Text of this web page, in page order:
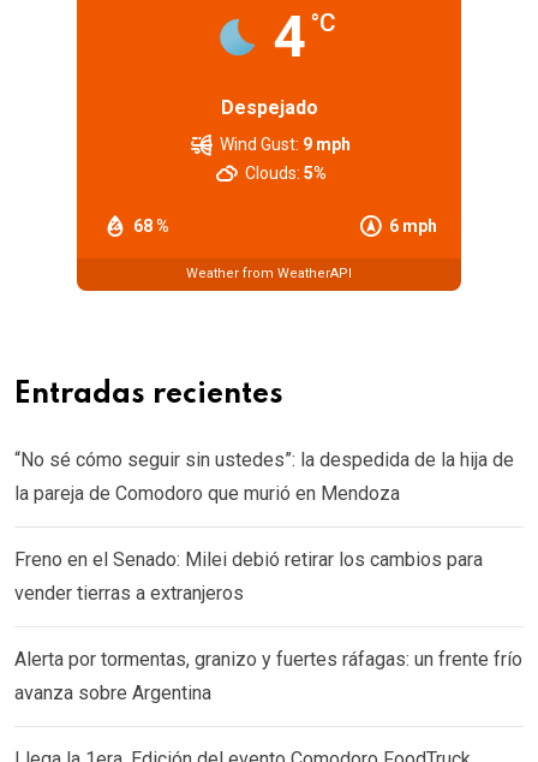
4 °C
Despejado
68 % 6 mph
Wind Gust: 9 mph
Clouds: 5%
Weather from WeatherAPI
Entradas recientes
“No sé cómo seguir sin ustedes”: la despedida de la hija de
la pareja de Comodoro que murió en Mendoza
Freno en el Senado: Milei debió retirar los cambios para
vender tierras a extranjeros
Alerta por tormentas, granizo y fuertes ráfagas: un frente frío
avanza sobre Argentina